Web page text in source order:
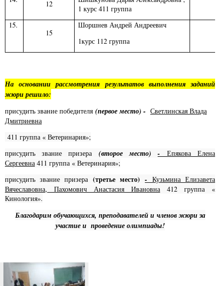
12
1 курс 411 группа
15.
15
Шоршнев Андрей Андреевич
1курс 112 группа
На основании рассмотрения результатов выполнения заданий
жюри решило:
присудить звание победителя (первое место) - Светлинская Влада
Дмитриевна
411 группа « Ветеринария»;
присудить звание призера (второе место) -
Епякова Елена
Сергеевна 411 группа « Ветеринария»;
присудить звание призера (третье место) - Кузьмина Елизавета
Вячеславовна, Пахомович Анастасия Ивановна 412 группа «
Кинология».
Благодарим обучающихся, преподавателей и членов жюри за
участие и проведение олимпиады!